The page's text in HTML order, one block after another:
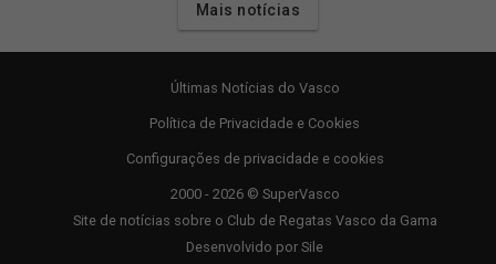
Mais notícias
Últimas Notícias do Vasco
Política de Privacidade e Cookies
Configurações de privacidade e cookies
2000 - 2026 © SuperVasco
Site de notícias sobre o Club de Regatas Vasco da Gama
Desenvolvido por Sile